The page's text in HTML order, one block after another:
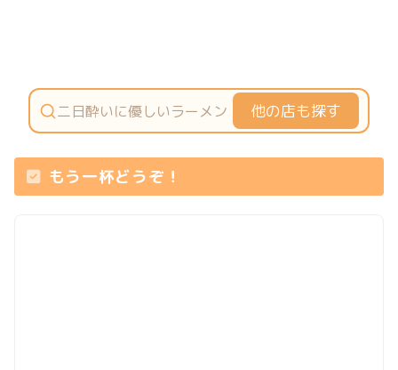
他の店も探す
もう一杯どうぞ！